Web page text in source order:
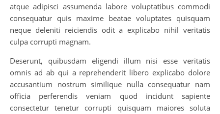
atque adipisci assumenda labore voluptatibus commodi
consequatur quis maxime beatae voluptates quisquam
neque deleniti reiciendis odit a explicabo nihil veritatis
culpa corrupti magnam.
Deserunt, quibusdam eligendi illum nisi esse veritatis
omnis ad ab qui a reprehenderit libero explicabo dolore
accusantium nostrum similique nulla consequatur nam
officia perferendis veniam quod incidunt sapiente
consectetur tenetur corrupti quisquam maiores soluta